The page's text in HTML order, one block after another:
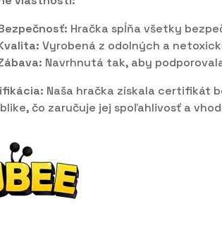
Hračka spĺňa všetky
Vyrobená z odolných a
Navrhnutá tak, aby
Naša hračka získala certifikát
čo zaručuje jej spoľahlivosť a